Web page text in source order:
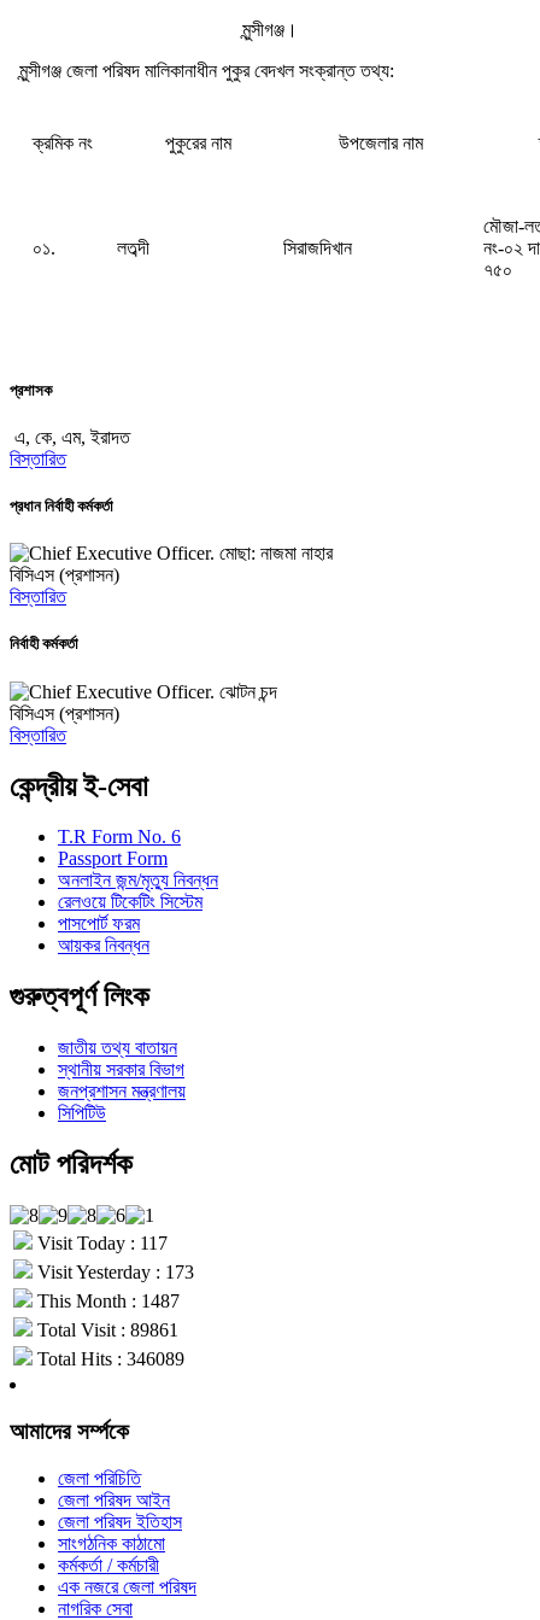
মুন্সীগঞ্জ।
মুন্সীগঞ্জ জেলা পরিষদ মালিকানাধীন পুকুর বেদখল সংক্রান্ত তথ্য:
ক্রমিক নং পুকুরের নাম উপজেলার নাম
০১. লতব্দী সিরাজদিখান
মৌজা-
নং-০২
৭৫০
প্রশাসক
এ, কে, এম, ইরাদত
বিস্তারিত
প্রধান নির্বাহী কর্মকর্তা
মোছা: নাজমা নাহার
বিসিএস (প্রশাসন)
বিস্তারিত
নির্বাহী কর্মকর্তা
ঝোটন চন্দ
বিসিএস (প্রশাসন)
বিস্তারিত
কেন্দ্রীয় ই-সেবা
T.R Form No. 6
Passport Form
অনলাইন জন্ম/মৃত্যু নিবন্ধন
রেলওয়ে টিকেটিং সিস্টেম
পাসপোর্ট ফরম
আয়কর নিবন্ধন
গুরুত্বপূর্ণ লিংক
জাতীয় তথ্য বাতায়ন
স্থানীয় সরকার বিভাগ
জনপ্রশাসন মন্ত্রণালয়
সিপিটিউ
মোট পরিদর্শক
Visit Today : 117
Visit Yesterday : 173
This Month : 1487
Total Visit : 89861
Total Hits : 346089
আমাদের সর্ম্পকে
জেলা পরিচিতি
জেলা পরিষদ আইন
জেলা পরিষদ ইতিহাস
সাংগঠনিক কাঠামো
কর্মকর্তা / কর্মচারী
এক নজরে জেলা পরিষদ
নাগরিক সেবা